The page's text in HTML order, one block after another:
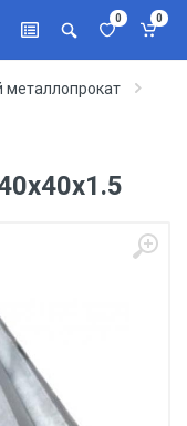
0 0